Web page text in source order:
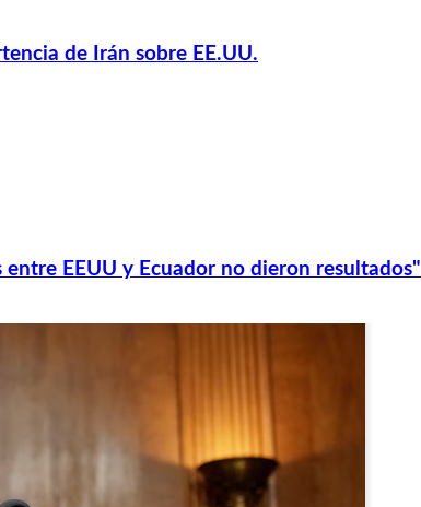
de Irán sobre EE.UU.
EEUU y Ecuador no dieron resultados"